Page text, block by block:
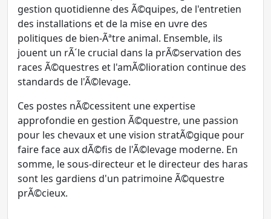
gestion quotidienne des Ã©quipes, de l'entretien
des installations et de la mise en uvre des
politiques de bien-Ãªtre animal. Ensemble, ils
jouent un rÃ´le crucial dans la prÃ©servation des
races Ã©questres et l'amÃ©lioration continue des
standards de l'Ã©levage.
Ces postes nÃ©cessitent une expertise
approfondie en gestion Ã©questre, une passion
pour les chevaux et une vision stratÃ©gique pour
faire face aux dÃ©fis de l'Ã©levage moderne. En
somme, le sous-directeur et le directeur des haras
sont les gardiens d'un patrimoine Ã©questre
prÃ©cieux.